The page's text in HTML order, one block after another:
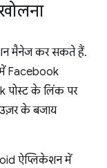
मैनेज कर सकते हैं.
Facebook
पोस्ट के लिंक पर
के बजाय
ऐप्लिकेशन में